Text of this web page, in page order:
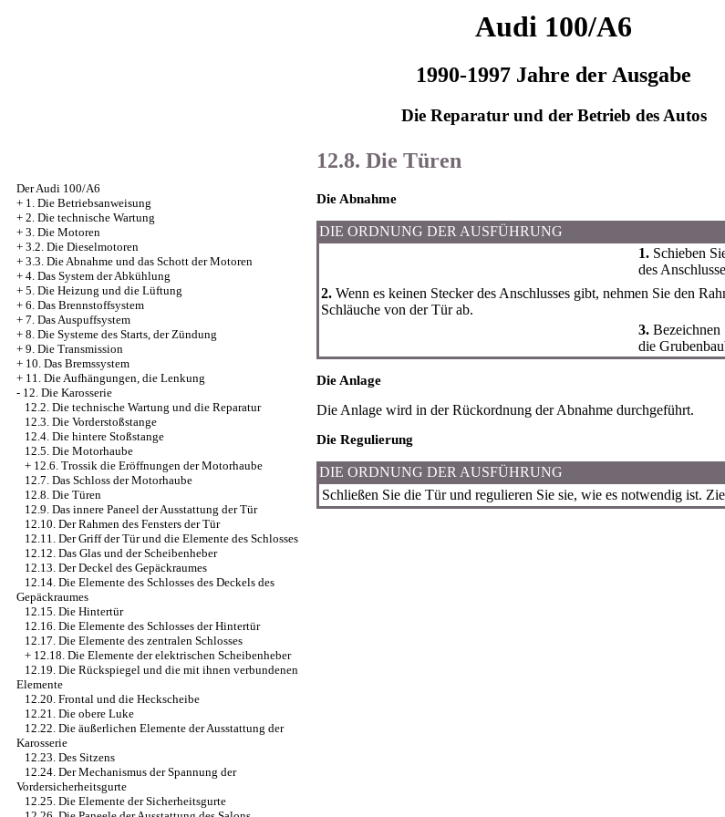
Audi 100/A6
1990-1997 Jahre der Ausgabe
Die Reparatur und der Betrieb des Autos
Der Audi 100/A6
+ 1. Die Betriebsanweisung
+ 2. Die technische Wartung
+ 3. Die Motoren
+ 3.2. Die Dieselmotoren
+ 3.3. Die Abnahme und das Schott der Motoren
+ 4. Das System der Abkühlung
+ 5. Die Heizung und die Lüftung
+ 6. Das Brennstoffsystem
+ 7. Das Auspuffsystem
+ 8. Die Systeme des Starts, der Zündung
+ 9. Die Transmission
+ 10. Das Bremssystem
+ 11. Die Aufhängungen, die Lenkung
- 12. Die Karosserie
12.2. Die technische Wartung und die Reparatur
12.3. Die Vorderstoßstange
12.4. Die hintere Stoßstange
12.5. Die Motorhaube
+ 12.6. Trossik die Eröffnungen der Motorhaube
12.7. Das Schloss der Motorhaube
12.8. Die Türen
12.9. Das innere Paneel der Ausstattung der Tür
12.10. Der Rahmen des Fensters der Tür
12.11. Der Griff der Tür und die Elemente des Schlosses
12.12. Das Glas und der Scheibenheber
12.13. Der Deckel des Gepäckraumes
12.14. Die Elemente des Schlosses des Deckels des
Gepäckraumes
12.15. Die Hintertür
12.16. Die Elemente des Schlosses der Hintertür
12.17. Die Elemente des zentralen Schlosses
+ 12.18. Die Elemente der elektrischen Scheibenheber
12.19. Die Rückspiegel und die mit ihnen verbundenen
Elemente
12.20. Frontal und die Heckscheibe
12.21. Die obere Luke
12.22. Die äußerlichen Elemente der Ausstattung der
Karosserie
12.23. Des Sitzens
12.24. Der Mechanismus der Spannung der
Vordersicherheitsgurte
12.25. Die Elemente der Sicherheitsgurte
12.8. Die Türen
Die Abnahme
DIE ORDNUNG DER AUSFÜHRUNG
1. Schieben
des
2. Wenn es keinen Stecker des Anschlusses gibt, nehmen Sie den
Schläuche von der Tür ab.
3. Bezeichnen
die
Die Anlage
Die Anlage wird in der Rückordnung der Abnahme durchgeführt.
Die Regulierung
DIE ORDNUNG DER AUSFÜHRUNG
Schließen Sie die Tür und regulieren Sie sie, wie es notwendig ist.